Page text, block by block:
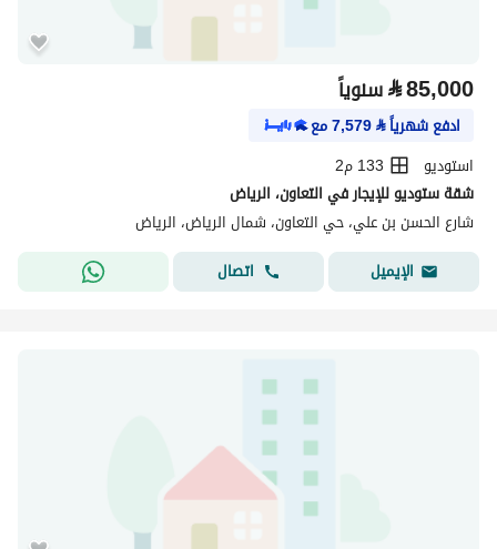
⃁85,000 سنوياً
ادفع شهرياً⃁
7,579مع
استوديو
133 م2
شقة ستوديو للإيجار في التعاون، الرياض
شارع الحسن بن علي، حي التعاون، شمال الرياض، الرياض
الإيميل
اتصال